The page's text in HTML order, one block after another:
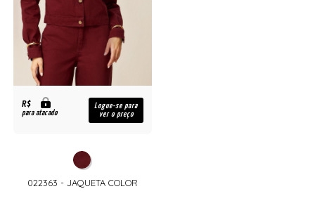
R$
para atacado
Logue-se para
ver o preço
022363 - JAQUETA COLOR